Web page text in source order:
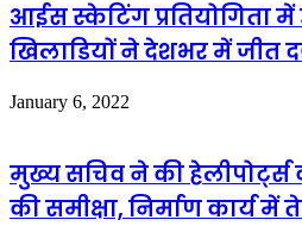
आईस स्केटिंग प्रतियोगिता में
खिलाडियों ने देशभर में जीत
January 6, 2022
मुख्य सचिव ने की हेलीपोर्ट्स
की समीक्षा, निर्माण कार्य में